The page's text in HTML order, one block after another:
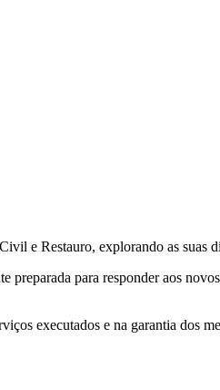
e Restauro, explorando as suas
para responder aos
executados e na garantia dos